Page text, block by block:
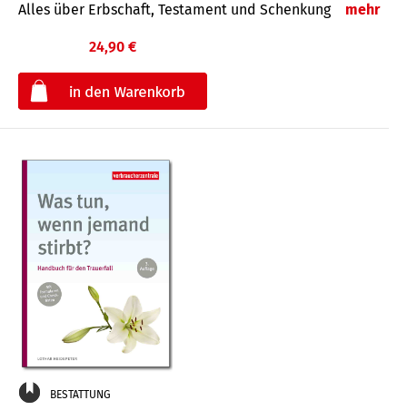
Alles über Erbschaft, Testament und Schenkung mehr
24,90 €
BESTATTUNG